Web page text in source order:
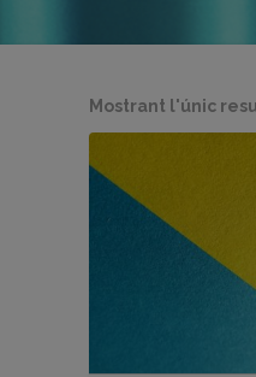
Mostrant l'únic